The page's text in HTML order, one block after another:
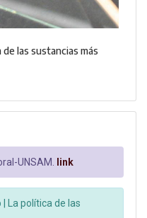
las sustancias más
UNSAM. link
La política de las